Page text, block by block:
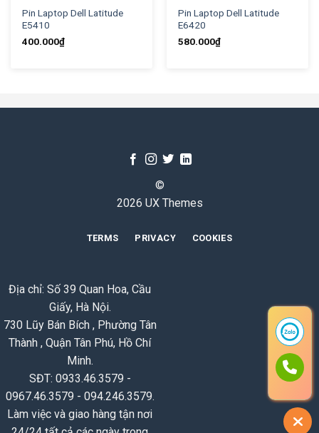
Pin Laptop Dell Latitude
E5410
400.000₫
Pin Laptop Dell Latitude
E6420
580.000₫
©
2026 UX Themes
TERMS PRIVACY COOKIES
Địa chỉ: Số 39 Quan Hoa, Cầu
Giấy, Hà Nội.
730 Lũy Bán Bích , Phường Tân
Thành , Quận Tân Phú, Hồ Chí
Minh.
SĐT: 0933.46.3579 -
0967.46.3579 - 094.246.3579.
Làm việc và giao hàng tận nơi